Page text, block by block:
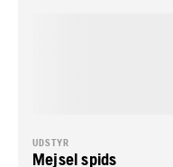
UDSTYR
Mejsel spids